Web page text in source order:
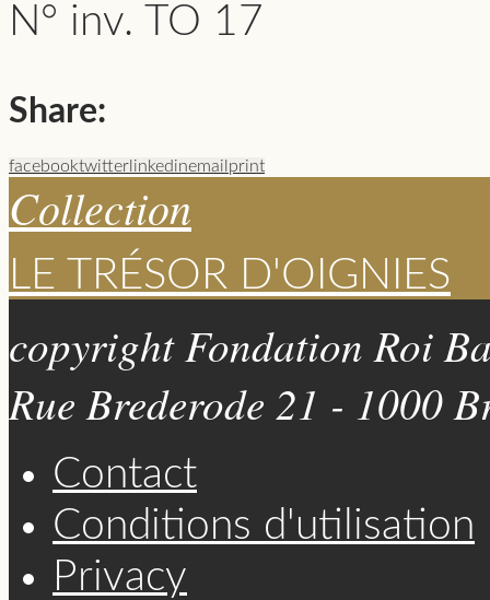
N° inv. TO 17
Share:
facebooktwitter linkedinemail print
Collection
LE TRÉSOR D'OIGNIES
copyright Fondation Roi
Rue Brederode 21 - 1000
Contact
Conditions d'utilisation
Privacy